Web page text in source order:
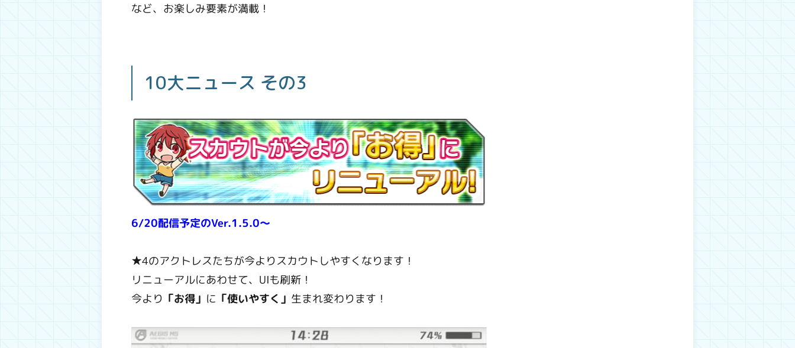
など、お楽しみ要素が満載！
10大ニュース その3
6/20配信予定のVer.1.5.0～
★4のアクトレスたちが今よりスカウトしやすくなります！
リニューアルにあわせて、UIも刷新！
今より 「お得」 に 「使いやすく」 生まれ変わります！